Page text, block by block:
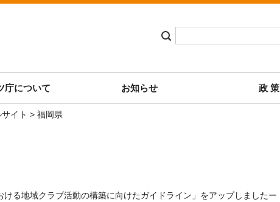
庁について お知らせ 政 策
イト > 福岡県
る地域クラブ活動の構築に向けたガイドライン」をアップしましたー